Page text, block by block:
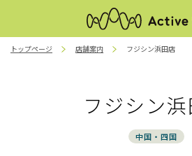
トップページ 店舗案内 フジシン浜田店
フジシン
中国・四国